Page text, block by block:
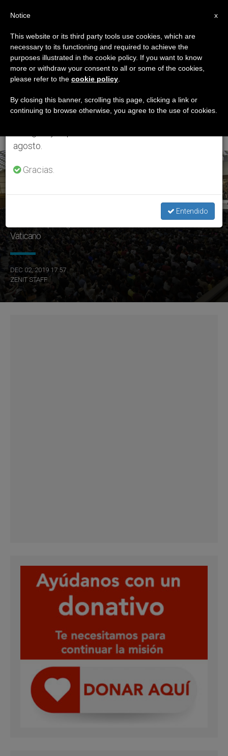
ETIQUETA
Posts Tagged
‘Hagamos Red Para
La Amazonía’
ÚLTIMAS NOTICIAS
Amazonía, protagonista del Concierto de Navidad en el
Vaticano
DEC 02, 2019 17:57
ZENIT STAFF
×
Aviso importante
Del 27 de julio al 7 de agosto haremos la pausa
anual, aprovechando que en el periodo de verano
se generan menos informaciones y también el
agosto.
Gracias.
Entendido
x
Notice
This website or its third party tools use cookies, which are
necessary to its functioning and required to achieve the
purposes illustrated in the cookie policy. If you want to know
more or withdraw your consent to all or some of the cookies,
please refer to the cookie policy
By closing this banner, scrolling this page, clicking a link or
continuing to browse otherwise, you agree to the use of cookies.